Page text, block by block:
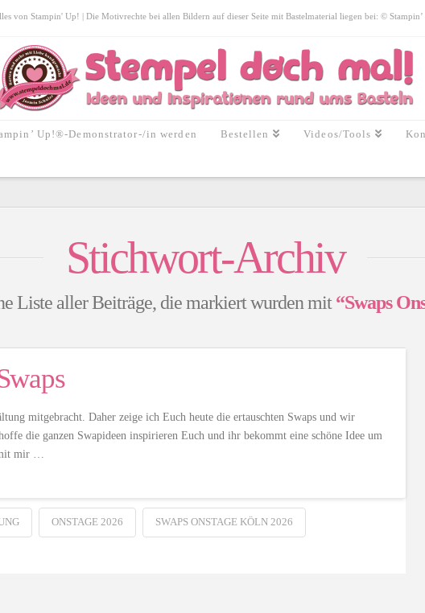
von Stampin' Up! | Die Motivrechte bei allen Bildern auf dieser Seite mit Bastelmaterial liegen bei: ©
Up!®-Demonstrator-/in werden Bestellen Videos/Tools
Stichwort-Archiv
Liste aller Beiträge, die markiert wurden mit“Swaps
mitgebracht. Daher zeige ich Euch heute die ertauschten Swaps und wir
die ganzen Swapideen inspirieren Euch und ihr bekommt eine schöne Idee um
mir …
ONSTAGE 2026 SWAPS ONSTAGE KÖLN 2026